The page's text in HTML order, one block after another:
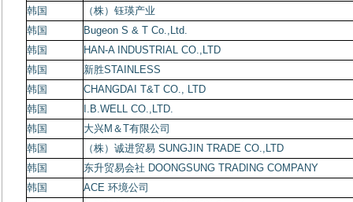
韩国
（株）钰瑛产业
韩国
Bugeon S & T Co.,Ltd.
韩国
HAN-A INDUSTRIAL CO.,LTD
韩国
新胜STAINLESS
韩国
CHANGDAI T&T CO., LTD
韩国
I.B.WELL CO.,LTD.
韩国
大兴M ＆T有限公司
韩国
（株）诚进贸易 SUNGJIN TRADE CO.,LTD
韩国
东升贸易会社 DOONGSUNG TRADING COMPANY
韩国
ACE环境公司